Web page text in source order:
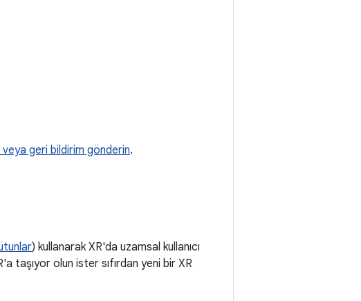
geri bildirim gönderin.
) kullanarak XR'da uzamsal kullanıcı
taşıyor olun ister sıfırdan yeni bir XR